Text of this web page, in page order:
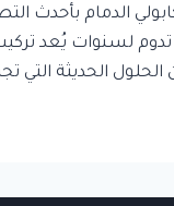
الدمام بأحدث
تدوم لسنوات يُعد
الحلول الحديثة التي